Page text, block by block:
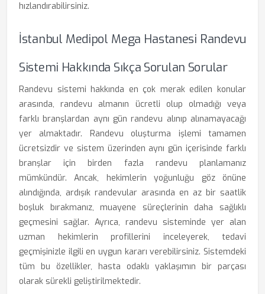
hızlandırabilirsiniz.
İstanbul Medipol Mega Hastanesi Randevu
Sistemi Hakkında Sıkça Sorulan Sorular
Randevu sistemi hakkında en çok merak edilen konular
arasında, randevu almanın ücretli olup olmadığı veya
farklı branşlardan aynı gün randevu alınıp alınamayacağı
yer almaktadır. Randevu oluşturma işlemi tamamen
ücretsizdir ve sistem üzerinden aynı gün içerisinde farklı
branşlar için birden fazla randevu planlamanız
mümkündür. Ancak, hekimlerin yoğunluğu göz önüne
alındığında, ardışık randevular arasında en az bir saatlik
boşluk bırakmanız, muayene süreçlerinin daha sağlıklı
geçmesini sağlar. Ayrıca, randevu sisteminde yer alan
uzman hekimlerin profillerini inceleyerek, tedavi
geçmişinizle ilgili en uygun kararı verebilirsiniz. Sistemdeki
tüm bu özellikler, hasta odaklı yaklaşımın bir parçası
olarak sürekli geliştirilmektedir.